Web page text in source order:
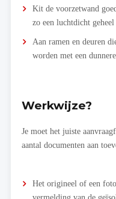
Kit de voorzetwand
zo een luchtdicht geheel
Aan ramen en deuren
worden met een
Werkwijze?
Je moet het juiste
aantal documenten aan
Het origineel of een